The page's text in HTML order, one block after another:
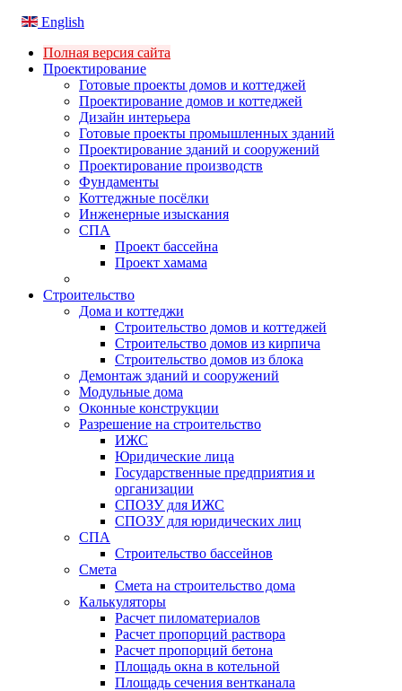
English
Полная версия сайта
Проектирование
Готовые проекты домов и коттеджей
Проектирование домов и коттеджей
Дизайн интерьера
Готовые проекты промышленных зданий
Проектирование зданий и сооружений
Проектирование производств
Фундаменты
Коттеджные посёлки
Инженерные изыскания
СПА
Проект бассейна
Проект хамама
Строительство
Дома и коттеджи
Строительство домов и коттеджей
Строительство домов из кирпича
Строительство домов из блока
Демонтаж зданий и сооружений
Модульные дома
Оконные конструкции
Разрешение на строительство
ИЖС
Юридические лица
Государственные предприятия и
организации
СПОЗУ для ИЖС
СПОЗУ для юридических лиц
СПА
Строительство бассейнов
Смета
Смета на строительство дома
Калькуляторы
Расчет пиломатериалов
Расчет пропорций раствора
Расчет пропорций бетона
Площадь окна в котельной
Площадь сечения вентканала